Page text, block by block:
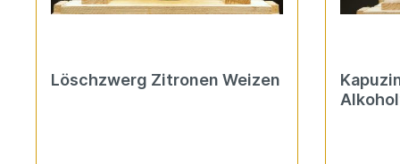
Löschzwerg Zitronen Weizen